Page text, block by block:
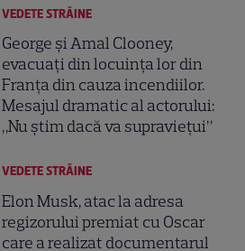
VEDETE STRĂINE
George și Amal Clooney,
evacuați din locuința lor din
Franța din cauza incendiilor.
Mesajul dramatic al actorului:
„Nu știm dacă va supraviețui”
VEDETE STRĂINE
Elon Musk, atac la adresa
regizorului premiat cu Oscar
care a realizat documentarul